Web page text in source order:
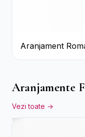
Aranjament
Flori pastel
Aranjamente
Vezi toate →